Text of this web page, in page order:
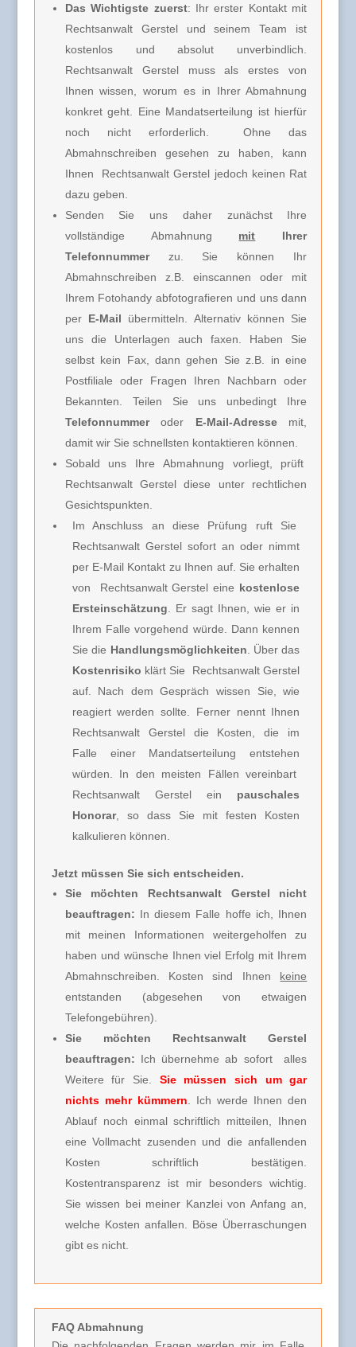
Das Wichtigste zuerst: Ihr erster Kontakt mit
Rechtsanwalt Gerstel und seinem Team ist
kostenlos und absolut unverbindlich.
Rechtsanwalt Gerstel mussals erstes von
Ihnen wissen, worum es in Ihrer Abmahnung
konkret geht. Eine Mandatserteilung ist hierfür
noch nicht erforderlich.
Ohne das
Abmahnschreiben gesehen zu haben, kann
Ihnen Rechtsanwalt Gerstel jedoch keinen Rat
dazu geben.
Senden Sie uns daher zunächst Ihre
vollständige Abmahnung mit Ihrer
Telefonnummerzu. Sie können Ihr
Abmahnschreiben z.B. einscannen oder mit
Ihrem Fotohandy abfotografieren und uns dann
per E-Mail übermitteln. Alternativ können Sie
uns die Unterlagen auch faxen. Haben Sie
selbst kein Fax, dann gehen Sie z.B. in eine
Postfiliale oder Fragen Ihren Nachbarn oder
Bekannten. Teilen Sie uns unbedingt Ihre
Telefonnummeroder E-Mail-Adressemit,
damit wir Sie schnellsten kontaktieren können.
Sobald uns Ihre Abmahnung vorliegt, prüft
Rechtsanwalt Gerstel diese unter rechtlichen
Gesichtspunkten.
Im Anschluss an diese Prüfung ruft Sie
Rechtsanwalt Gerstel sofort an oder nimmt
per E-Mail Kontakt zu Ihnen auf. Sie erhalten
von
Rechtsanwalt Gerstel eine kostenlose
Ersteinschätzung . Er sagt Ihnen, wie er in
Ihrem Falle vorgehend würde. Dann kennen
Sie die Handlungsmöglichkeiten . Über das
Kostenrisiko klärt Sie
Rechtsanwalt Gerstel
auf. Nach dem Gespräch wissen Sie, wie
reagiert werden sollte. Ferner nennt Ihnen
Rechtsanwalt Gerstel die Kosten, die im
Falle einer Mandatserteilung entstehen
würden. In den meisten Fällen vereinbart
Rechtsanwalt Gerstelein pauschales
Honorar, so dass Sie mit festen Kosten
kalkulieren können.
Jetzt müssen Sie sich entscheiden.
Sie möchten Rechtsanwalt Gerstel nicht
beauftragen: In diesem Falle hoffe ich, Ihnen
mit meinen Informationen weitergeholfen zu
haben und wünsche Ihnen viel Erfolg mit Ihrem
Abmahnschreiben. Kosten sind Ihnen keine
entstanden (abgesehen von etwaigen
Telefongebühren).
Sie möchten Rechtsanwalt Gerstel
beauftragen: Ich übernehme ab sofort alles
Weitere für Sie. Sie müssen sich um gar
nichts mehr kümmern . Ich werde Ihnen den
Ablauf noch einmal schriftlich mitteilen, Ihnen
eine Vollmacht zusenden und die anfallenden
Kosten schriftlich bestätigen.
Kostentransparenz ist mir besonders wichtig.
Sie wissen bei meiner Kanzlei von Anfang an,
welche Kosten anfallen. Böse Überraschungen
gibt es nicht.
FAQ Abmahnung